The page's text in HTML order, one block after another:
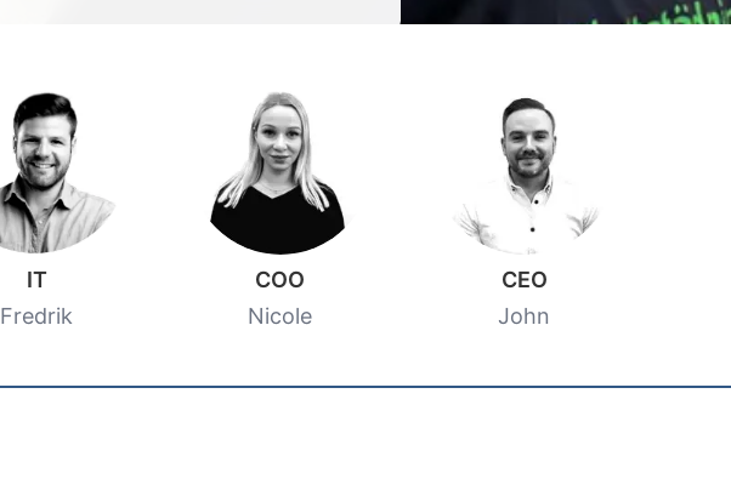
IT
Fredrik
COO
Nicole
CEO
John